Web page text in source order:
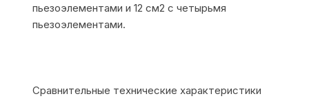
пьезоэлементами и 12 см2 с четырьмя
пьезоэлементами.
Сравнительные технические характеристики